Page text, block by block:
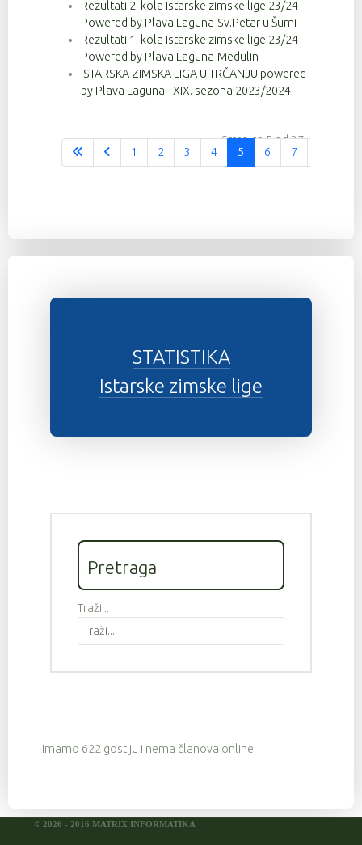
Rezultati 2. kola Istarske zimske lige 23/24
Powered by Plava Laguna-Sv.Petar u Šumi
Rezultati 1. kola Istarske zimske lige 23/24
Powered by Plava Laguna-Medulin
ISTARSKA ZIMSKA LIGA U TRČANJU powered
by Plava Laguna - XIX. sezona 2023/2024
Stranica 5 od 37
1
2 3 4 5 6 7
STATISTIKA
Istarske zimske lige
Pretraga
Traži...
Imamo 622 gostiju i nema članova online
© 2026 - 2016 MATRIX INFORMATIKA